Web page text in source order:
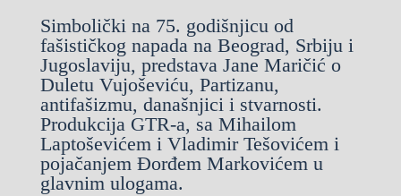
Simbolički na 75. godišnjicu od
fašističkog napada na Beograd, Srbiju i
Jugoslaviju, predstava Jane Maričić o
Duletu Vujoševiću, Partizanu,
antifašizmu, današnjici i stvarnosti.
Produkcija GTR-a, sa Mihailom
Laptoševićem i Vladimir Tešovićem i
pojačanjem Đorđem Markovićem u
glavnim ulogama.